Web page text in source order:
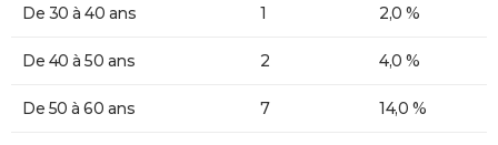
De 30 à 40 ans 1 2,0 %
De 40 à 50 ans 2 4,0 %
De 50 à 60 ans 7 14,0 %